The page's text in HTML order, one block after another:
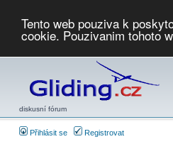
Tento web pouziva k
cookie. Pouzivanim tohoto
diskusní fórum
Přihlásit se Registrovat